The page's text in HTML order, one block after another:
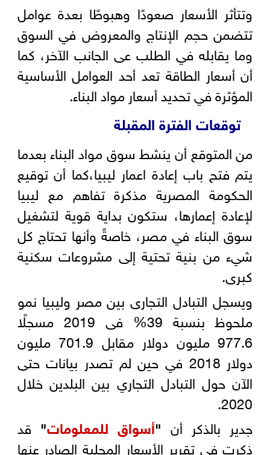
وتتأثر الأسعار صعودًا وهبوطًا بعدة عوامل
تتضمن حجم الإنتاج والمعروض في السوق
وما يقابله في الطلب عى الجانب الآخر، كما
أن أسعار الطاقة تعد أحد العوامل الأساسية
المؤثرة في تحديد أسعار مواد البناء.
توقعات الفترة المقبلة
من المتوقع أن ينشط سوق مواد البناء بعدما
يتم فتح باب إعادة اعمار ليبيا،كما أن توقيع
الحكومة المصرية مذكرة تفاهم مع ليبيا
لإعادة إعمارها، ستكون بداية قوية لتشغيل
سوق البناء في مصر، خاصةً وأنها تحتاج كل
شيء من بنية تحتية إلى مشروعات سكنية
كبرى.
ويسجل التبادل التجارى بين مصر وليبيا نمو
ملحوظ بنسبة 39% فى 2019 مسجلًا
977.6 مليون دولار مقابل 701.9 مليون
دولار 2018 في حين لم تصدر بيانات حتى
الآن حول التبادل التجاري بين البلدين خلال
2020.
جدير بالذكر أن "أسواق للمعلومات" قد
ذكرت في تقرير الأسعار المحلية الصادر عنها